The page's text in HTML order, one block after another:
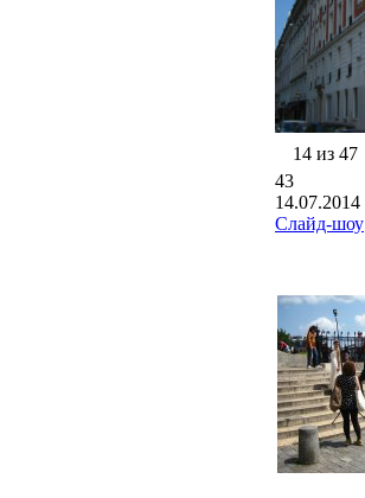
14 из 47
43
14.07.2014
Слайд-шоу